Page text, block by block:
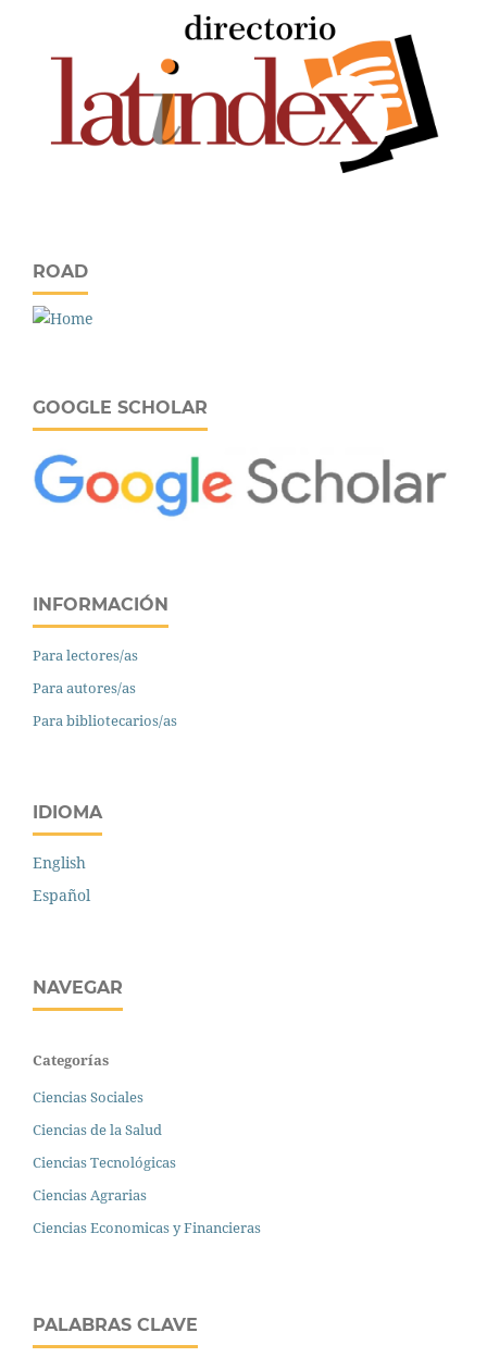
ROAD
GOOGLE SCHOLAR
INFORMACIÓN
Para lectores/as
Para autores/as
Para bibliotecarios/as
IDIOMA
English
Español
NAVEGAR
Categorías
Ciencias Sociales
Ciencias de la Salud
Ciencias Tecnológicas
Ciencias Agrarias
Ciencias Economicas y Financieras
PALABRAS CLAVE